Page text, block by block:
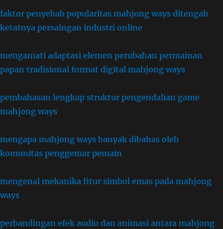
faktor penyebab popularitas mahjong ways ditengah
ketatnya persaingan industri online
mengamati adaptasi elemen perubahan permainan
papan tradisional format digital mahjong ways
pembahasan lengkap struktur pengendalian game
mahjong ways
mengapa mahjong ways banyak dibahas oleh
komunitas penggemar pemain
mengenal mekanika fitur simbol emas pada mahjong
ways
perbandingan efek audio dan animasi antara mahjong